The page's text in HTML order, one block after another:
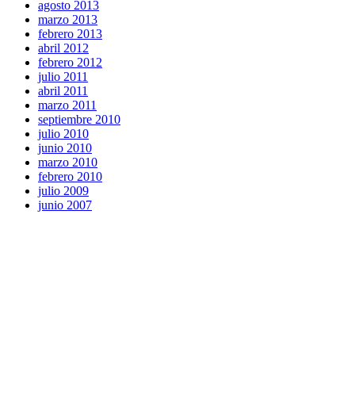
agosto 2013
marzo 2013
febrero 2013
abril 2012
febrero 2012
julio 2011
abril 2011
marzo 2011
septiembre 2010
julio 2010
junio 2010
marzo 2010
febrero 2010
julio 2009
junio 2007